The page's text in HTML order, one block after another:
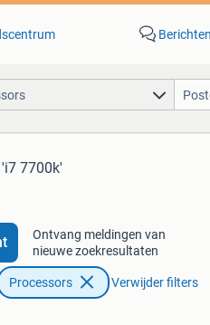
Berichten
7700k'
Ontvang meldingen van
nieuwe zoekresultaten
Processors Verwijder filters